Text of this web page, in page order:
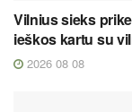
Vilnius sieks
ieškos kartu su
2026 08 08